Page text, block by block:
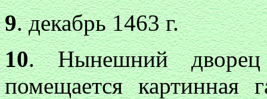
9. декабрь 1463 г.
10. Нынешний
помещается картинная